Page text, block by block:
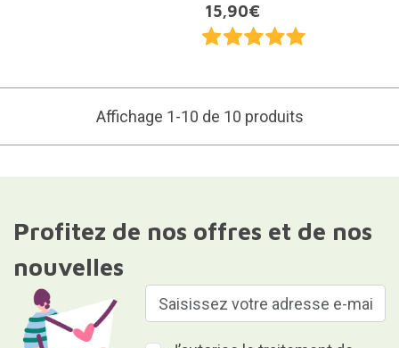
15,90€
Affichage 1-10 de 10 produits
Profitez de nos offres et de nos
nouvelles